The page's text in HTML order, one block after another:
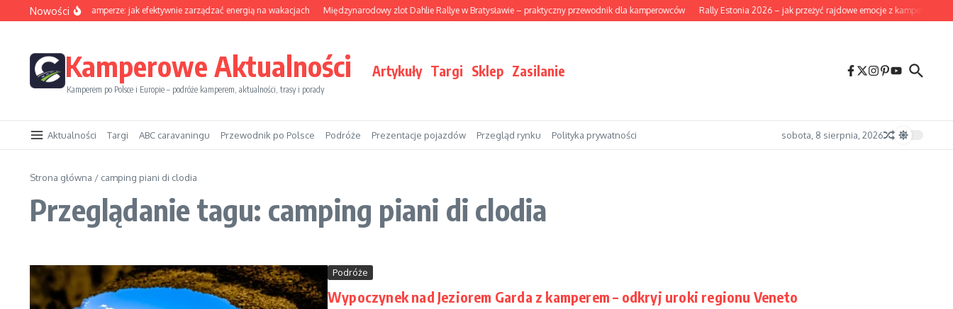
Przejdź do treści
Nowości
Sezon solarny w kamperze: jak efektywnie zarządzać energią na wakacjach Międzynarodowy zlot Dahlie Rallye w Bratysławie – praktyczny przewodnik dla kamperowców Rally Estonia 2026 – jak przeżyć rajdowe emocje z kampera i co
Kamperowe Aktualności
Kamperem po Polsce i Europie – podróże kamperem, aktualności, trasy i porady
Artykuły Targi Sklep Zasilanie
Aktualności Targi ABC caravaningu Przewodnik po Polsce Podróże Prezentacje pojazdów Przegląd rynku Polityka prywatności sobota, 8 sierpnia, 2026
Strona główna / camping piani di clodia
Przeglądanie tagu: camping piani di clodia
Podróże
Wypoczynek nad Jeziorem Garda z kamperem – odkryj uroki regionu Veneto